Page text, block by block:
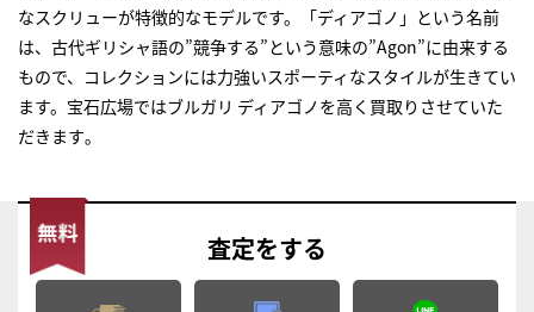
なスクリューが特徴的なモデルです。「ディアゴノ」という名前
は、古代ギリシャ語の”競争する”という意味の”Agon”に由来する
もので、コレクションには力強いスポーティなスタイルが生きてい
ます。宝石広場ではブルガリ ディアゴノを高く買取りさせていた
だきます｡
査定をする